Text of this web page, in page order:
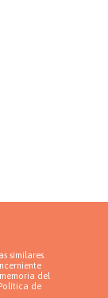
similares.
del
de